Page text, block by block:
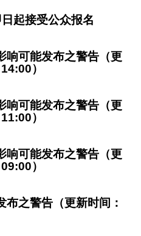
起接受公众报名
响可能发布之警告（更
）
响可能发布之警告（更
）
响可能发布之警告（更
）
布之警告（更新时间：